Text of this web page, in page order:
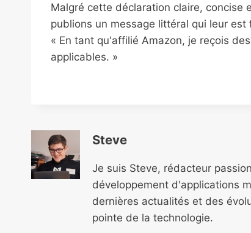
Malgré cette déclaration claire, concise
publions un message littéral qui leur
« En tant qu'affilié Amazon, je reçois
applicables. »
Steve
Je suis Steve, rédacteur
développement d'applications
dernières actualités et des
pointe de la technologie.